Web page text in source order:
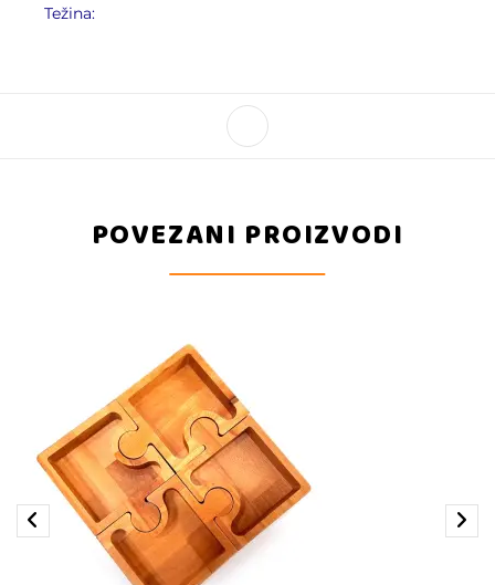
Težina:
POVEZANI PROIZVODI
Drveni escajg za djevojčice 15,00KM
Drveni escajg za dječake 15,00KM